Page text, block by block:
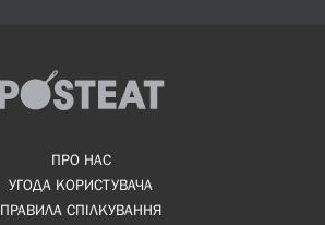
ПРО НАС
УГОДА КОРИСТУВАЧА
ПРАВИЛА СПІЛКУВАННЯ